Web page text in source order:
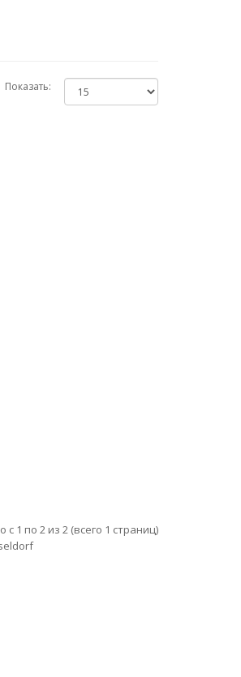
Показать:
с 1 по 2 из 2 (всего 1 страниц)